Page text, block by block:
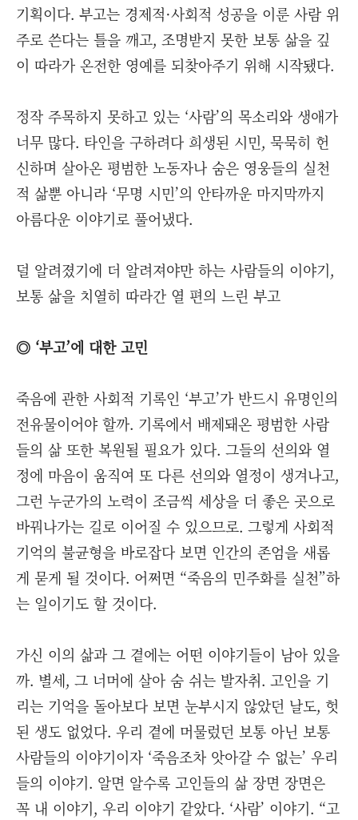
기획이다. 부고는 경제적·사회적 성공을 이룬 사람 위
주로 쓴다는 틀을 깨고, 조명받지 못한 보통 삶을 깊
이 따라가 온전한 영예를 되찾아주기 위해 시작됐다.
정작 주목하지 못하고 있는 ‘사람’의 목소리와 생애가
너무 많다. 타인을 구하려다 희생된 시민, 묵묵히 헌
신하며 살아온 평범한 노동자나 숨은 영웅들의 실천
적 삶뿐 아니라 ‘무명 시민’의 안타까운 마지막까지
아름다운 이야기로 풀어냈다.
덜 알려졌기에 더 알려져야만 하는 사람들의 이야기,
보통 삶을 치열히 따라간 열 편의 느린 부고
◎ ‘부고’에 대한 고민
죽음에 관한 사회적 기록인 ‘부고’가 반드시 유명인의
전유물이어야 할까. 기록에서 배제돼온 평범한 사람
들의 삶 또한 복원될 필요가 있다. 그들의 선의와 열
정에 마음이 움직여 또 다른 선의와 열정이 생겨나고,
그런 누군가의 노력이 조금씩 세상을 더 좋은 곳으로
바꿔나가는 길로 이어질 수 있으므로. 그렇게 사회적
기억의 불균형을 바로잡다 보면 인간의 존엄을 새롭
게 묻게 될 것이다. 어쩌면 “죽음의 민주화를 실천”하
는 일이기도 할 것이다.
가신 이의 삶과 그 곁에는 어떤 이야기들이 남아 있을
까. 별세, 그 너머에 살아 숨 쉬는 발자취. 고인을 기
리는 기억을 돌아보다 보면 눈부시지 않았던 날도, 헛
된 생도 없었다. 우리 곁에 머물렀던 보통 아닌 보통
사람들의 이야기이자 ‘죽음조차 앗아갈 수 없는’ 우리
들의 이야기. 알면 알수록 고인들의 삶 장면 장면은
꼭 내 이야기, 우리 이야기 같았다. ‘사람’ 이야기. “고